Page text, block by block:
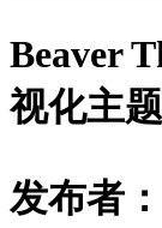
Beaver
视化主
发布者